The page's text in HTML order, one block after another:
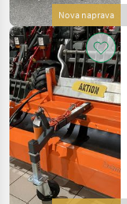
Nova naprava